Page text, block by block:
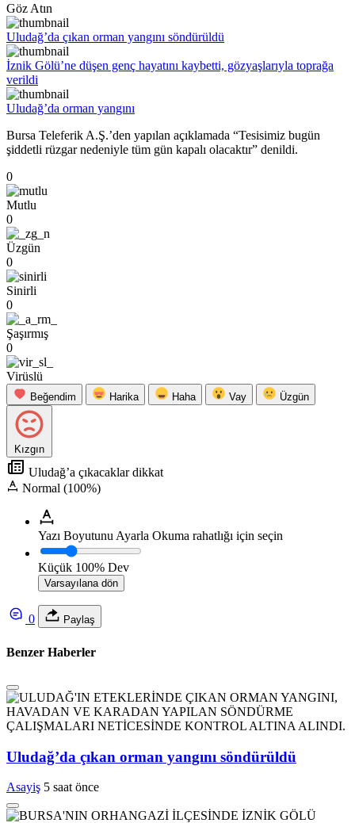
Göz Atın
Uludağ’da çıkan orman yangını söndürüldü
İznik Gölü’ne düşen genç hayatını kaybetti, gözyaşlarıyla toprağa
verildi
Uludağ’da orman yangını
Bursa Teleferik A.Ş.’den yapılan açıklamada “Tesisimiz bugün
şiddetli rüzgar nedeniyle tüm gün kapalı olacaktır” denildi.
0
Mutlu
0
Üzgün
0
Sinirli
0
Şaşırmış
0
Virüslü
Beğendim Harika Haha Vay Üzgün
Kızgın
Uludağ’a çıkacaklar dikkat
Normal (100%)
Yazı Boyutunu Ayarla Okuma rahatlığı için seçin
Küçük 100% Dev
Varsayılana dön
0 Paylaş
Benzer Haberler
Uludağ’da çıkan orman yangını söndürüldü
Asayiş 5 saat önce